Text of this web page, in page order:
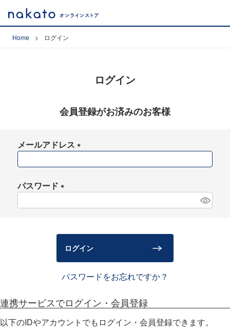
Home ログイン
ログイン
会員登録がお済みのお客様
メールアドレス
パスワード
)
ログイン
パスワードをお忘れですか？
連携サービスでログイン・会員登録
以下のIDやアカウントでもログイン・会員登録できます。